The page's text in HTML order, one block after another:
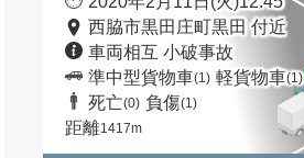
西脇市黒田庄町黒田 付近
車両相互 小破事故
準中型貨物車(1) 軽貨物車(1)
死亡(0) 負傷(1)
距離1417m